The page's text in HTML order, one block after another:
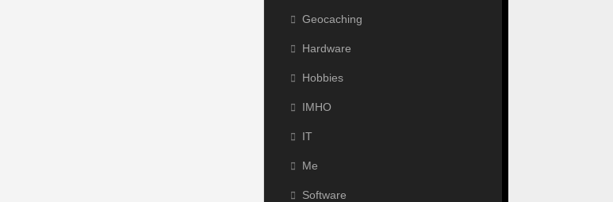
Geocaching
Hardware
Hobbies
IMHO
IT
Me
Software